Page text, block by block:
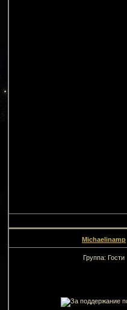
Michaelinamp
Группа: Гости